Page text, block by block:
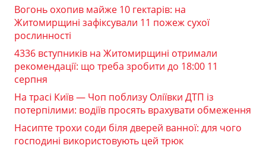
Вогонь охопив майже 10 гектарів: на
Житомирщині зафіксували 11 пожеж сухої
рослинності
4336 вступників на Житомирщині отримали
рекомендації: що треба зробити до 18:00 11
серпня
На трасі Київ — Чоп поблизу Оліївки ДТП із
потерпілими: водіїв просять врахувати обмеження
Насипте трохи соди біля дверей ванної: для чого
господині використовують цей трюк